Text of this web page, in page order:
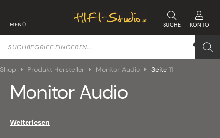
MENÜ SUCHE KONTO
Products
search
Shop Produkt Hersteller Monitor Audio Seite 11
Monitor Audio
Weiterlesen